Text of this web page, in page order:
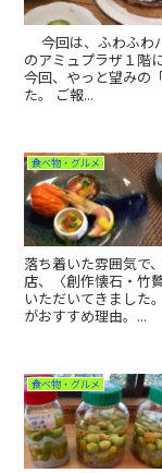
今回は、ふわふわ
のアミュプラザ１階
今回、やっと望みの
た。 ご報...
食べ物・グルメ
落ち着いた雰囲気で
店、〈創作懐石・竹
いただいてきました
がおすすめ理由。...
食べ物・グルメ